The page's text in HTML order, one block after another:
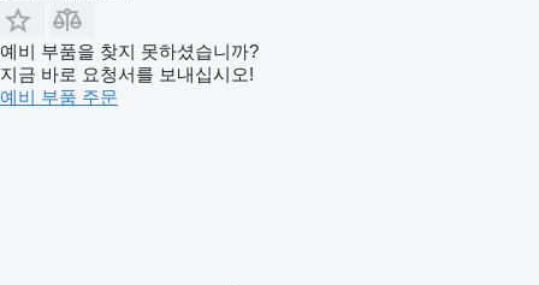
예비 부품을 찾지 못하셨습니까?
지금 바로 요청서를 보내십시오!
예비 부품 주문